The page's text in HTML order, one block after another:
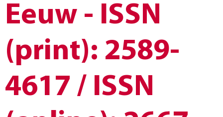
Eeuw - ISSN
(print): 2589-
4617 / ISSN